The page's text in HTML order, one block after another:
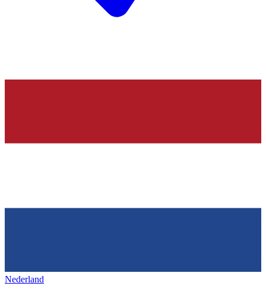
Nederland